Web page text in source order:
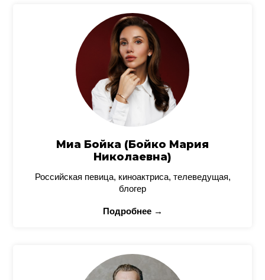
Миа Бойка (Бойко Мария
Николаевна)
Российская певица, киноактриса, телеведущая,
блогер
Подробнее →